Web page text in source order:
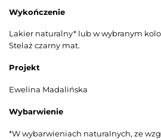
Wykończenie
Lakier naturalny* lub w wybranym
Stelaż czarny mat.
Projekt
Ewelina Madalińska
Wybarwienie
*W wybarwieniach naturalnych, ze